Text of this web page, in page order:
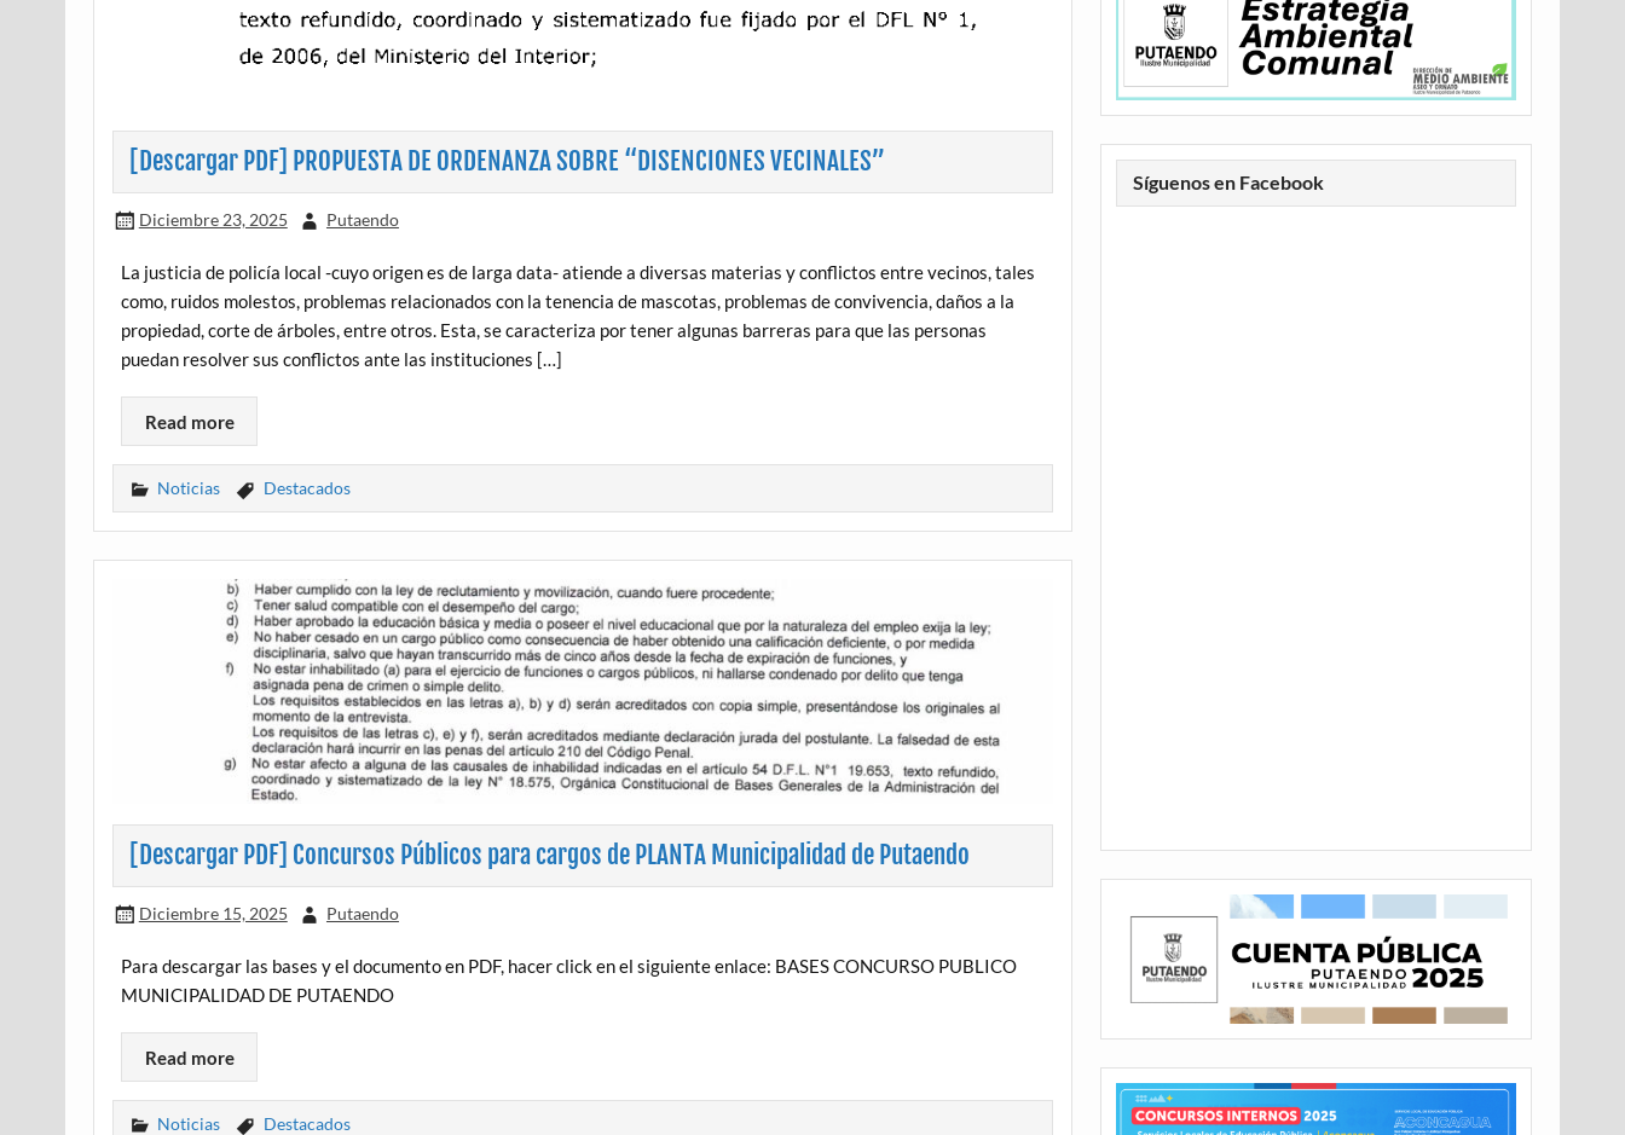
[Descargar PDF] PROPUESTA DE ORDENANZA SOBRE “DISENCIONES VECINALES”
Diciembre 23, 2025 Putaendo
La justicia de policía local -cuyo origen es de larga data- atiende a diversas materias y conflictos entre vecinos, tales
como, ruidos molestos, problemas relacionados con la tenencia de mascotas, problemas de convivencia, daños a la
propiedad, corte de árboles, entre otros. Esta, se caracteriza por tener algunas barreras para que las personas
puedan resolver sus conflictos ante las instituciones […]
Read more
Noticias Destacados
[Descargar PDF] Concursos Públicos para cargos de PLANTA Municipalidad de Putaendo
Diciembre 15, 2025 Putaendo
Para descargar las bases y el documento en PDF, hacer click en el siguiente enlace: BASES CONCURSO PUBLICO
MUNICIPALIDAD DE PUTAENDO
Read more
Noticias Destacados
Síguenos en Facebook